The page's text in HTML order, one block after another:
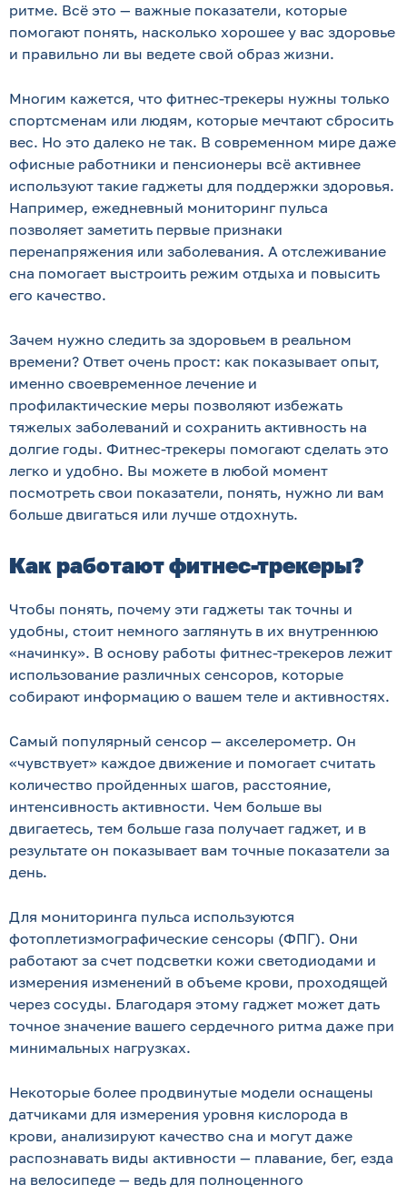
ритме. Всё это — важные показатели, которые
помогают понять, насколько хорошее у вас здоровье
и правильно ли вы ведете свой образ жизни.
Многим кажется, что фитнес-трекеры нужны только
спортсменам или людям, которые мечтают сбросить
вес. Но это далеко не так. В современном мире даже
офисные работники и пенсионеры всё активнее
используют такие гаджеты для поддержки здоровья.
Например, ежедневный мониторинг пульса
позволяет заметить первые признаки
перенапряжения или заболевания. А отслеживание
сна помогает выстроить режим отдыха и повысить
его качество.
Зачем нужно следить за здоровьем в реальном
времени? Ответ очень прост: как показывает опыт,
именно своевременное лечение и
профилактические меры позволяют избежать
тяжелых заболеваний и сохранить активность на
долгие годы. Фитнес-трекеры помогают сделать это
легко и удобно. Вы можете в любой момент
посмотреть свои показатели, понять, нужно ли вам
больше двигаться или лучше отдохнуть.
Как работают фитнес-трекеры?
Чтобы понять, почему эти гаджеты так точны и
удобны, стоит немного заглянуть в их внутреннюю
«начинку». В основу работы фитнес-трекеров лежит
использование различных сенсоров, которые
собирают информацию о вашем теле и активностях.
Самый популярный сенсор — акселерометр. Он
«чувствует» каждое движение и помогает считать
количество пройденных шагов, расстояние,
интенсивность активности. Чем больше вы
двигаетесь, тем больше газа получает гаджет, и в
результате он показывает вам точные показатели за
день.
Для мониторинга пульса используются
фотоплетизмографические сенсоры (ФПГ). Они
работают за счет подсветки кожи светодиодами и
измерения изменений в объеме крови, проходящей
через сосуды. Благодаря этому гаджет может дать
точное значение вашего сердечного ритма даже при
минимальных нагрузках.
Некоторые более продвинутые модели оснащены
датчиками для измерения уровня кислорода в
крови, анализируют качество сна и могут даже
распознавать виды активности — плавание, бег, езда
на велосипеде — ведь для полноценного